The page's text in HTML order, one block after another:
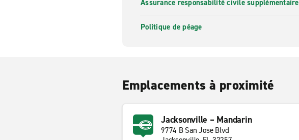
Assurance responsabilité civile supplémentaire
Politique de péage
Emplacements à proximité
Jacksonville – Mandarin
9774 B San Jose Blvd